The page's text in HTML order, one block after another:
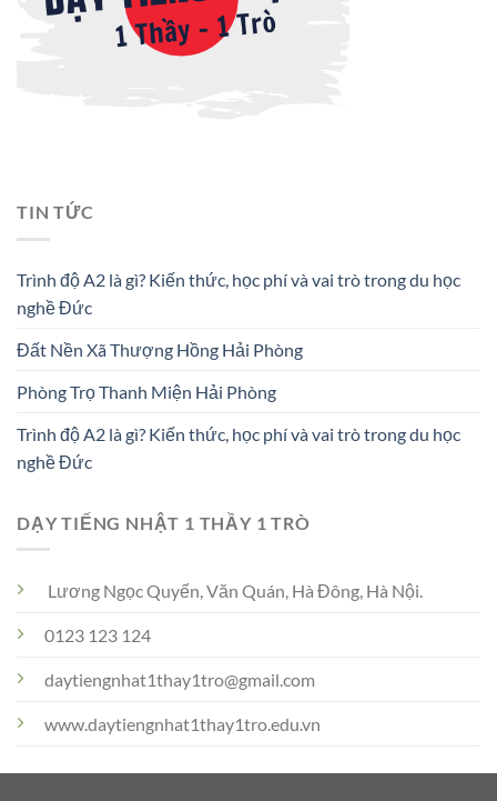
TIN TỨC
Trình độ A2 là gì? Kiến thức, học phí và vai trò trong du học
nghề Đức
Đất Nền Xã Thượng Hồng Hải Phòng
Phòng Trọ Thanh Miện Hải Phòng
Trình độ A2 là gì? Kiến thức, học phí và vai trò trong du học
nghề Đức
DẠY TIẾNG NHẬT 1 THẦY 1 TRÒ
Lương Ngọc Quyến, Văn Quán, Hà Đông, Hà Nội.
0123 123 124
daytiengnhat1thay1tro@gmail.com
www.daytiengnhat1thay1tro.edu.vn